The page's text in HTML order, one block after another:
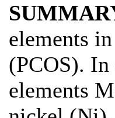
elements
(PCOS).
elements